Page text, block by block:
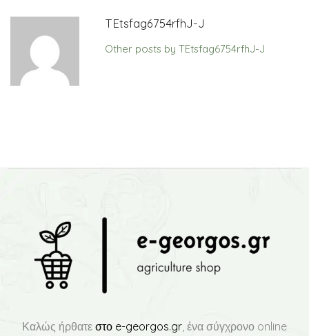
TEtsfag6754rfhJ-J
Other posts by TEtsfag6754rfhJ-J
Καλώς ήρθατε στο e-georgos.gr, ένα σύγχρονο online